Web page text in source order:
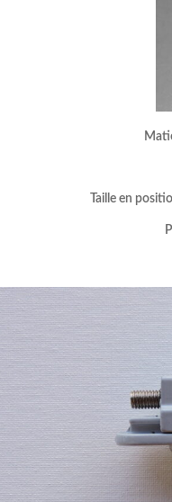
Taille en